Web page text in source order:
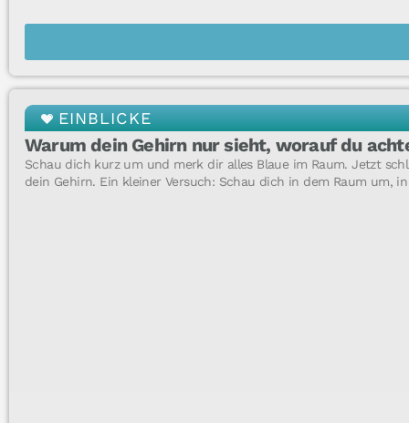
EINBLICKE
Warum dein Gehirn nur sieht, worauf du
Schau dich kurz um und merk dir alles Blaue im Raum. Jetzt
dein Gehirn. Ein kleiner Versuch: Schau dich in dem Raum um,